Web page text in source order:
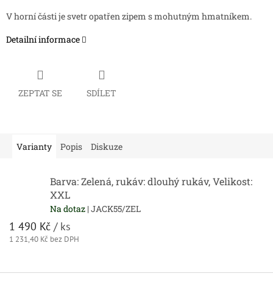
V horní části je svetr opatřen zipem s mohutným hmatníkem.
Detailní informace
ZEPTAT SE SDÍLET
Varianty Popis Diskuze
Barva: Zelená, rukáv: dlouhý rukáv, Velikost:
XXL
Na dotaz | JACK55/ZEL
1 490 Kč / ks
1 231,40 Kč bez DPH
Z